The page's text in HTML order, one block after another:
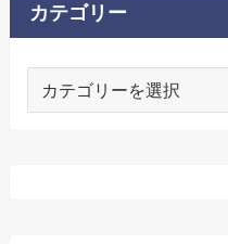
ブ
カテゴリー